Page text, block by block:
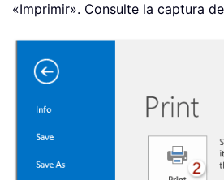
«Imprimir». Consulte la captura